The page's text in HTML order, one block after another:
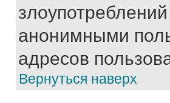
анонимными
адресов
Вернуться наверх